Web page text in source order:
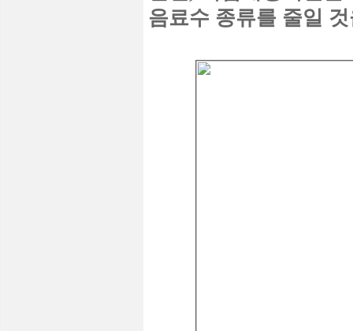
음료수 종류를 줄일